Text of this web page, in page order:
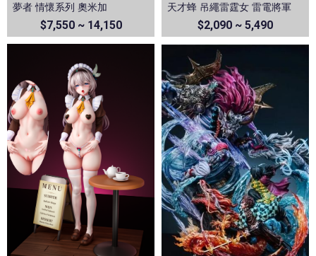
夢者 情懷系列 奧米加
$7,550 ~ 14,150
天才蜂 吊繩雷霆女 雷電將軍
$2,090 ~ 5,490